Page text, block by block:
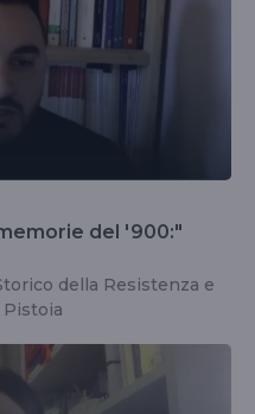
del '900:"
della Resistenza e
Pistoia